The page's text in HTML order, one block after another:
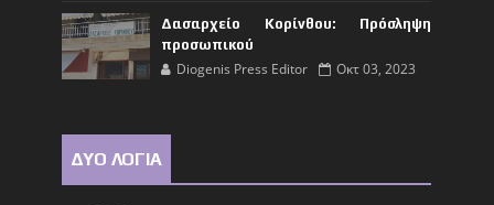
Δασαρχείο Κορίνθου: Πρόσληψη
προσωπικού
Diogenis Press Editor Οκτ 03, 2023
ΔΥΟ ΛΟΓΙΑ